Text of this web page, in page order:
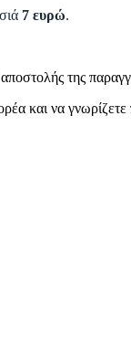
7 ευρώ.
της
και να γνωρίζετε